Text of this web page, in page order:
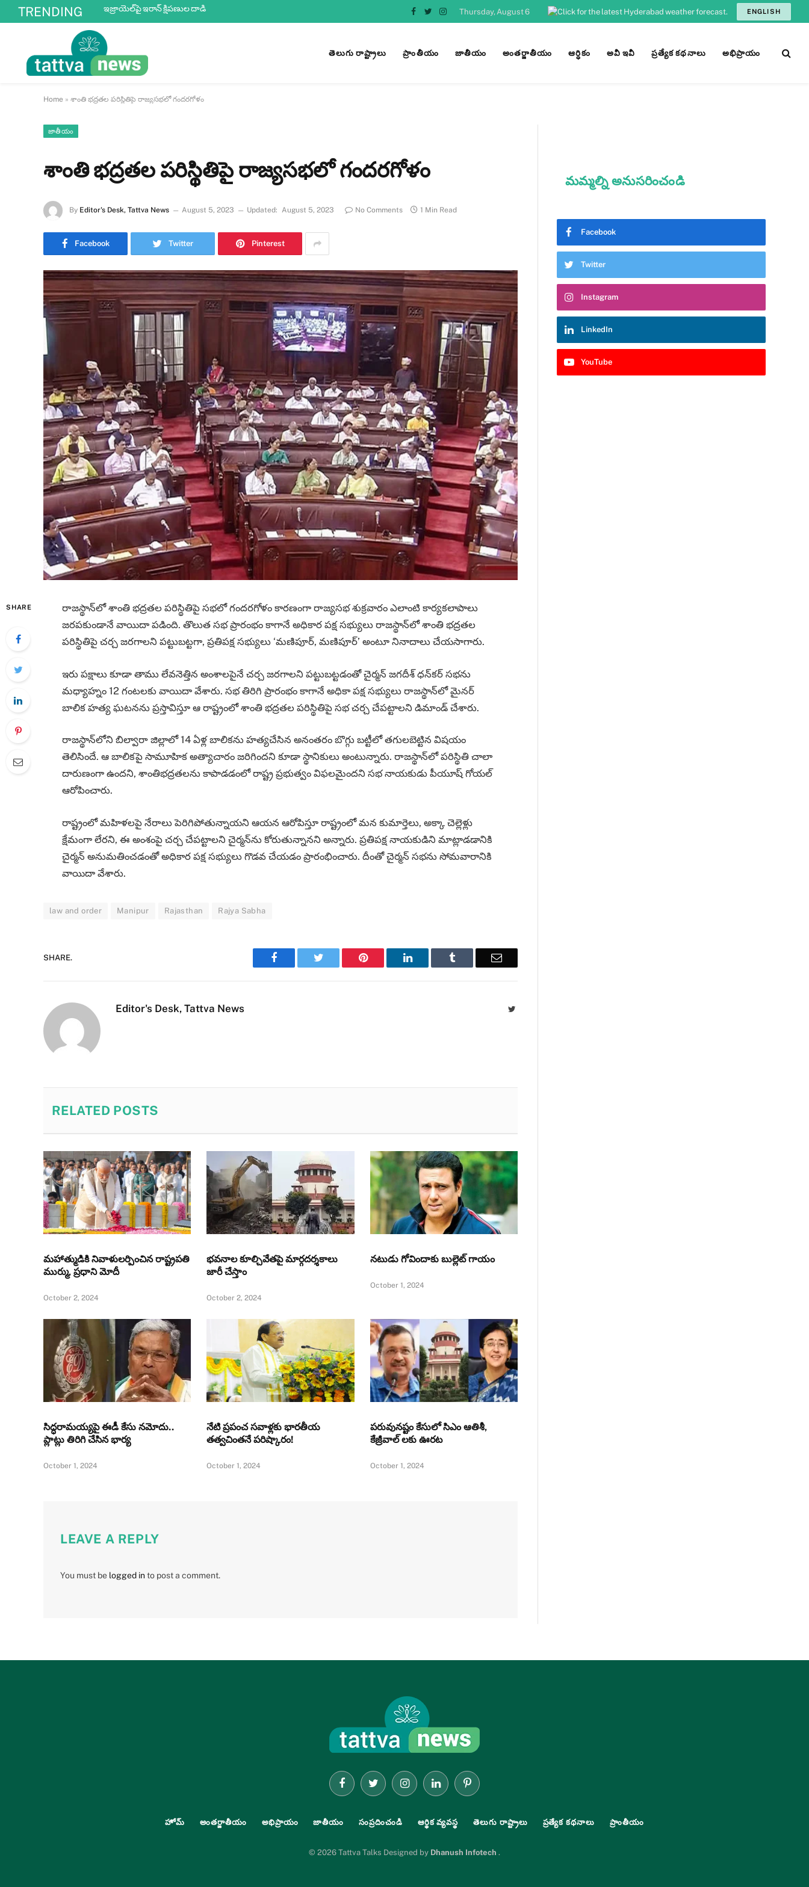
TRENDING
ఇజ్రాయెల్‌పై ఇరాన్ క్షిపణుల దాడి
Facebook
TwitterInstagram
Thursday, August 6 ENGLISH
తెలుగు రాష్ట్రాలు ప్రాంతీయం జాతీయం అంతర్జాతీయం ఆర్ధికం అవీ ఇవీ ప్రత్యేక కథనాలు అభిప్రాయం
Home » శాంతి భద్రతల పరిస్థితిపై రాజ్యసభలో గందరగోళం
జాతీయం
శాంతి భద్రతల పరిస్థితిపై రాజ్యసభలో గందరగోళం
By Editor's Desk, Tattva News August 5, 2023 Updated: August 5, 2023 No Comments 1 Min Read
Facebook Twitter Pinterest
SHARE
రాజస్థాన్‌లో శాంతి భద్రతల పరిస్థితిపై సభలో గందరగోళం కారణంగా రాజ్యసభ శుక్రవారం ఎలాంటి కార్యకలాపాలు
జరపకుండానే వాయిదా పడింది. తొలుత సభ ప్రారంభం కాగానే అధికార పక్ష సభ్యులు రాజస్థాన్‌లో శాంతి భద్రతల
పరిస్థితిపై చర్చ జరగాలని పట్టుబట్టగా, ప్రతిపక్ష సభ్యులు ‘మణిపూర్, మణిపూర్’ అంటూ నినాదాలు చేయసాగారు.
ఇరు పక్షాలు కూడా తాము లేవనెత్తిన అంశాలపైనే చర్చ జరగాలని పట్టుబట్టడంతో చైర్మన్ జగదీశ్ ధన్‌కర్ సభను
మధ్యాహ్నం 12 గంటలకు వాయిదా వేశారు. సభ తిరిగి ప్రారంభం కాగానే అధికా పక్ష సభ్యులు రాజస్థాన్‌లో మైనర్
బాలిక హత్య ఘటనను ప్రస్తావిస్తూ ఆ రాష్ట్రంలో శాంతి భద్రతల పరిస్థితిపై సభ చర్చ చేపట్టాలని డిమాండ్ చేశారు.
రాజస్థాన్‌లోని బిల్వారా జిల్లాలో 14 ఏళ్ల బాలికను హత్యచేసిన అనంతరం బొగ్గు బట్టీలో తగులబెట్టిన విషయం
తెలిసిందే. ఆ బాలికపై సామూహిక అత్యాచారం జరిగిందని కూడా స్థానికులు అంటున్నారు. రాజస్థాన్‌లో పరిస్థితి చాలా
దారుణంగా ఉందని, శాంతిభద్రతలను కాపాడడంలో రాష్ట్ర ప్రభుత్వం విఫలమైందని సభ నాయకుడు పీయూష్ గోయల్
ఆరోపించారు.
రాష్ట్రంలో మహిళలపై నేరాలు పెరిగిపోతున్నాయని ఆయన ఆరోపిస్తూ రాష్ట్రంలో మన కుమార్తెలు, అక్కా చెల్లెళ్లు
క్షేమంగా లేరని, ఈ అంశంపై చర్చ చేపట్టాలని చైర్మన్‌ను కోరుతున్నానని అన్నారు. ప్రతిపక్ష నాయకుడిని మాట్లాడడానికి
చైర్మన్ అనుమతించడంతో అధికార పక్ష సభ్యులు గొడవ చేయడం ప్రారంభించారు. దీంతో చైర్మన్ సభను సోమవారానికి
వాయిదా వేశారు.
law and order Manipur Rajasthan Rajya Sabha
SHARE. Facebook Twitter Pinterest LinkedIn Tumblr Email
Editor's Desk, Tattva News Twitter
RELATED POSTS
మహాత్ముడికి నివాళులర్పించిన రాష్ట్రపతి
ముర్ము, ప్రధాని మోదీ
October 2, 2024
భవనాల కూల్చివేతపై మార్గదర్శకాలు
జారీ చేస్తాం
October 2, 2024
నటుడు గోవిందాకు బుల్లెట్ గాయం
October 1, 2024
సిద్ధరామయ్యపై ఈడీ కేసు నమోదు..
ప్లాట్లు తిరిగి చేసిన భార్య
October 1, 2024
నేటి ప్రపంచ సవాళ్లకు భారతీయ
తత్వచింతనే పరిష్కారం!
October 1, 2024
పరువునష్టం కేసులో సిఎం ఆతిశీ,
కేజ్రీవాల్ లకు ఊరట
October 1, 2024
LEAVE A REPLY
You must be logged into post a comment.
మమ్మల్ని అనుసరించండి
Facebook
Twitter
Instagram
LinkedIn
YouTube
FacebookTwitter InstagramLinkedInPinterest
హోమ్ అంతర్జాతీయం అభిప్రాయం జాతీయం సంప్రదించండి ఆర్థిక వ్యవస్థ తెలుగు రాష్ట్రాలు ప్రత్యేక కథనాలు ప్రాంతీయం
© 2026 Tattva Talks Designed by Dhanush Infotech .